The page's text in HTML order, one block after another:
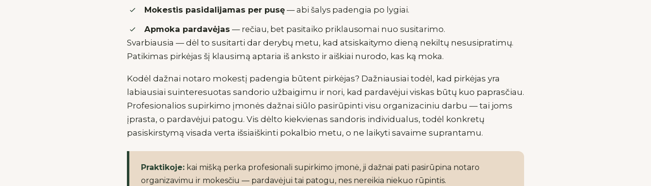
Mokestis pasidalijamas per pusę — abi šalys padengia po lygiai.
Apmoka pardavėjas — rečiau, bet pasitaiko priklausomai nuo susitarimo.
Svarbiausia — dėl to susitarti dar derybų metu, kad atsiskaitymo dieną nekiltų nesusipratimų.
Patikimas pirkėjas šį klausimą aptaria iš anksto ir aiškiai nurodo, kas ką moka.
Kodėl dažnai notaro mokestį padengia būtent pirkėjas? Dažniausiai todėl, kad pirkėjas yra
labiausiai suinteresuotas sandorio užbaigimu ir nori, kad pardavėjui viskas būtų kuo paprasčiau.
Profesionalios supirkimo įmonės dažnai siūlo pasirūpinti visu organizaciniu darbu — tai joms
įprasta, o pardavėjui patogu. Vis dėlto kiekvienas sandoris individualus, todėl konkretų
pasiskirstymą visada verta išsiaiškinti pokalbio metu, o ne laikyti savaime suprantamu.
Praktikoje: kai mišką perka profesionali supirkimo įmonė, ji dažnai pati pasirūpina notaro
organizavimu ir mokesčiu — pardavėjui tai patogu, nes nereikia niekuo rūpintis.